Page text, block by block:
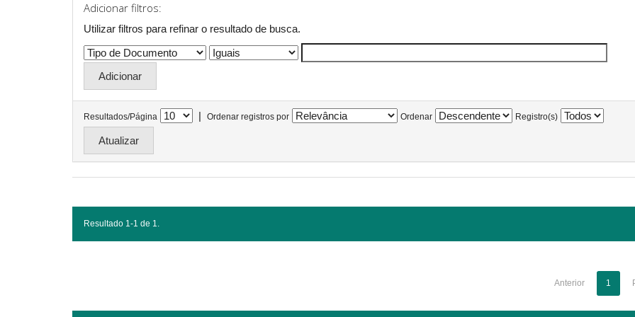
Adicionar filtros:
Utilizar filtros para refinar o resultado de busca.
Resultados/Página | Ordenar registros por Ordenar Registro(s)
Resultado 1-1 de 1.
Anterior 1